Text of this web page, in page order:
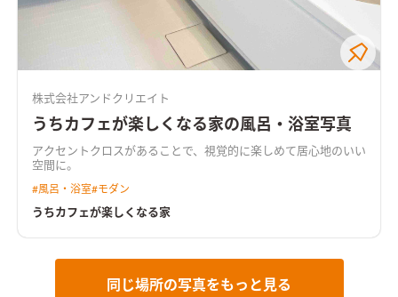
株式会社アンドクリエイト
うちカフェが楽しくなる家の風呂・浴室写真
アクセントクロスがあることで、視覚的に楽しめて居心地のいい
空間に。
#風呂・浴室#モダン
うちカフェが楽しくなる家
同じ場所の写真をもっと見る